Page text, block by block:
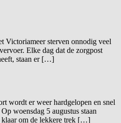
Victoriameer sterven onnodig veel
Elke dag dat de zorgpost
staan er […]
wordt er weer hardgelopen en snel
woensdag 5 augustus staan
om de lekkere trek […]